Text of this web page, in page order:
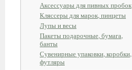
Аксессуары для пивных пробок
Кляссеры для марок, пинцеты
Лупы и весы
Пакеты подарочные, бумага,
банты
Сувенирные упаковки, коробки,
футляры